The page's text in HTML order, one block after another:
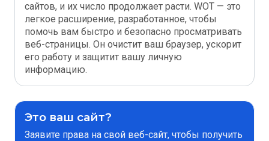
сайтов, и их число продолжает расти. WOT — это
легкое расширение, разработанное, чтобы
помочь вам быстро и безопасно просматривать
веб-страницы. Он очистит ваш браузер, ускорит
его работу и защитит вашу личную
информацию.
Это ваш сайт?
Заявите права на свой веб-сайт, чтобы получить